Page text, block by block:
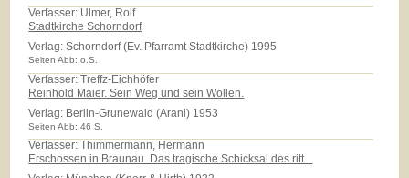
Verfasser: Ulmer, Rolf
Stadtkirche Schorndorf
Verlag:Schorndorf (Ev. Pfarramt Stadtkirche) 1995
Seiten Abb: o.S.
Verfasser: Treffz-Eichhöfer
Reinhold Maier. Sein Weg und sein Wollen.
Verlag: Berlin-Grunewald (Arani) 1953
Seiten Abb: 46 S.
Verfasser: Thimmermann, Hermann
Erschossen in Braunau. Das tragische Schicksal des ritt...